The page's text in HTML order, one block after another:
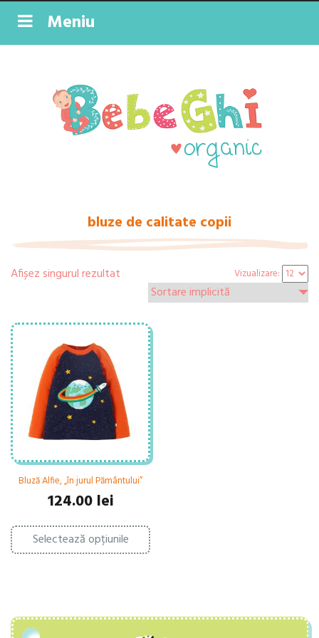
Meniu
bluze de calitate copii
Afișez singurul rezultat Vizualizare:
Bluză Alfie, „în jurul Pământului”
124.00 lei
Selectează opțiunile
Acest
produs
are
pot